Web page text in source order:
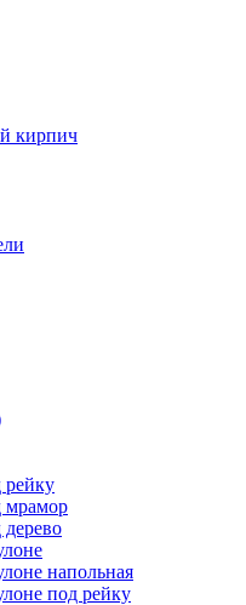
кирпич
рейку
мрамор
напольная
под рейку